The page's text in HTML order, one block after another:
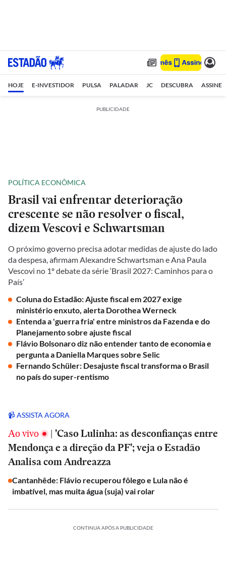
HOJE E-INVESTIDOR PULSA PALADAR JC DESCUBRA ASSINE
PUBLICIDADE
POLÍTICA ECONÔMICA
Brasil vai enfrentar deterioração
crescente se não resolver o fiscal,
dizem Vescovi e Schwartsman
O próximo governo precisa adotar medidas de ajuste do lado
da despesa, afirmam Alexandre Schwartsman e Ana Paula
Vescovi no 1º debate da série ‘Brasil 2027: Caminhos para o
País’
Coluna do Estadão: Ajuste fiscal em 2027 exige
ministério enxuto, alerta Dorothea Werneck
Entenda a 'guerra fria' entre ministros da Fazenda e do
Planejamento sobre ajuste fiscal
Flávio Bolsonaro diz não entender tanto de economia e
pergunta a Daniella Marques sobre Selic
Fernando Schüler: Desajuste fiscal transforma o Brasil
no país do super-rentismo
📹 ASSISTA AGORA
Ao vivo | 'Caso Lulinha: as desconfianças entre
Mendonça e a direção da PF'; veja o Estadão
Analisa com Andreazza
Cantanhêde: Flávio recuperou fôlego e Lula não é
imbatível, mas muita água (suja) vai rolar
CONTINUA APÓS A PUBLICIDADE